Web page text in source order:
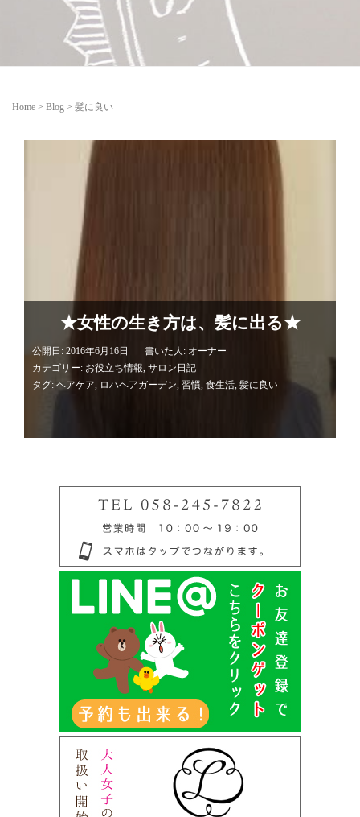
Home > Blog > 髪に良い
★女性の生き方は、髪に出る★
公開日: 2016年6月16日 書いた人: オーナー
カテゴリー: お役立ち情報, サロン日記
タグ: ヘアケア, ロハヘアガーデン, 習慣, 食生活, 髪に良い